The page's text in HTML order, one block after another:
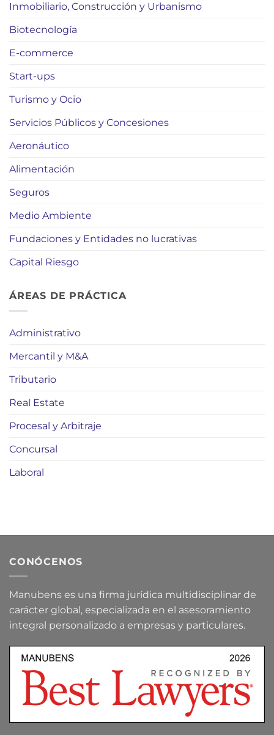
Inmobiliario, Construcción y Urbanismo
Biotecnología
E-commerce
Start-ups
Turismo y Ocio
Servicios Públicos y Concesiones
Aeronáutico
Alimentación
Seguros
Medio Ambiente
Fundaciones y Entidades no lucrativas
Capital Riesgo
ÁREAS DE PRÁCTICA
Administrativo
Mercantil y M&A
Tributario
Real Estate
Procesal y Arbitraje
Concursal
Laboral
CONÓCENOS
Manubens es una firma jurídica multidisciplinar de
carácter global, especializada en el asesoramiento
integral personalizado a empresas y particulares.